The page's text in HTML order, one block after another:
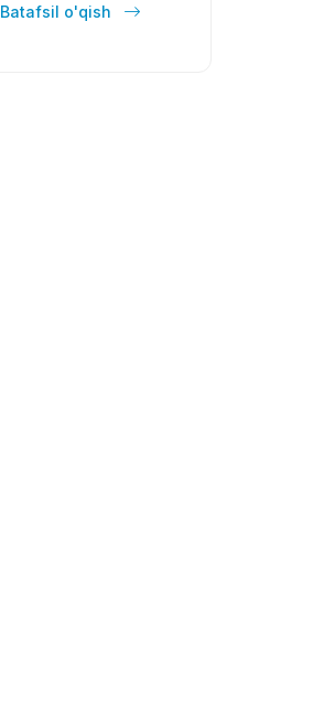
million tonna benzin
Batafsil o'qish